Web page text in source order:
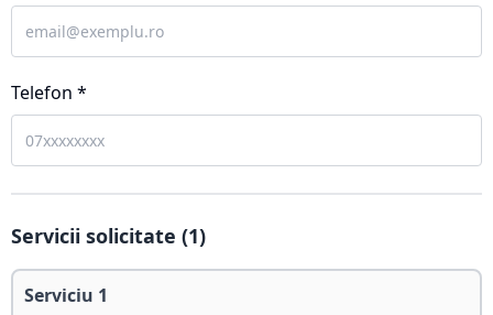
Telefon *
Servicii solicitate (1)
Serviciu 1